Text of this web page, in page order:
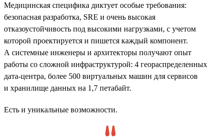
Медицинская специфика диктует особые требования:
безопасная разработка, SRE и очень высокая
отказоустойчивость под высокими нагрузками, с учетом
которой проектируется и пишется каждый компонент.
А системные инженеры и архитекторы получают опыт
работы со сложной инфраструктурой: 4 геораспределенных
дата-центра, более 500 виртуальных машин для сервисов
и хранилище данных на 1,7 петабайт.
Есть и уникальные возможности.